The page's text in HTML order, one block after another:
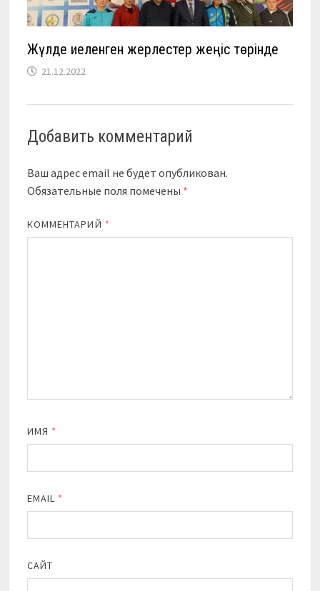
Жүлде иеленген жерлестер жеңіс төрінде
21.12.2022
Добавить комментарий
Ваш адрес email не будет опубликован.
Обязательные поля помечены *
КОММЕНТАРИЙ *
ИМЯ *
EMAIL *
САЙТ